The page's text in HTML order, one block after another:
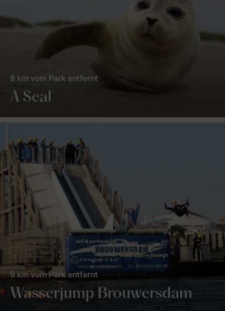
A Seal
8 km vom Park entfernt
Wasserjump Brouwersdam
9 km vom Park entfernt